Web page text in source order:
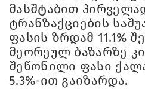
მასშტაბით
ტრანზაქციების
ფასის ზრდამ 11.1%
მეორეულ ბაზარზე
შეწონილი ფასი
5.3%-ით გაიზარდა.